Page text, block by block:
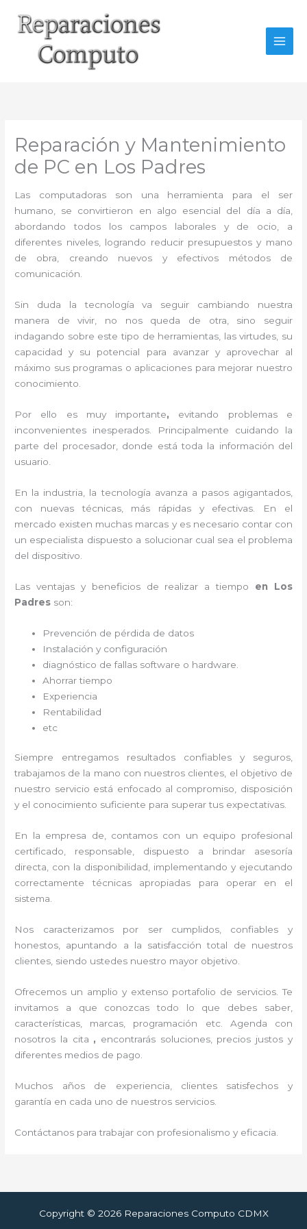
contenido
Reparación y Mantenimiento
de PC en Los Padres
Las computadoras son una herramienta para el ser
humano, se convirtieron en algo esencial del día a día,
abordando todos los campos laborales y de ocio, a
diferentes niveles, logrando reducir presupuestos y mano
de obra, creando nuevos y efectivos métodos de
comunicación.
Sin duda la tecnología va seguir cambiando nuestra
manera de vivir, no nos queda de otra, sino seguir
indagando sobre este tipo de herramientas, las virtudes, su
capacidad y su potencial para avanzar y aprovechar al
máximo sus programas o aplicaciones para mejorar nuestro
conocimiento.
Por ello es muy importante, evitando problemas e
inconvenientes inesperados. Principalmente cuidando la
parte del procesador, donde está toda la información del
usuario.
En la industria, la tecnología avanza a pasos agigantados,
con nuevas técnicas, más rápidas y efectivas . En el
mercado existen muchas marcas y es necesario contar con
un especialista dispuesto a solucionar cual sea el problema
del dispositivo.
Las ventajas y beneficios de realizar a tiempo en Los
Padres son:
Prevención de pérdida de datos
Instalación y configuración
diagnóstico de fallas software o hardware
Ahorrar tiempo
Experiencia
Rentabilidad
etc
Siempre entregamos resultados confiables y seguros,
trabajamos de la mano con nuestros clientes, el objetivo de
nuestro servicio está enfocado al compromiso, disposición
y el conocimiento suficiente para superar tus expectativas.
En la empresa de , contamos con un equipo profesional
certificado, responsable, dispuesto a brindar asesoría
directa, con la disponibilidad, implementando y ejecutando
correctamente técnicas apropiadas para operar en el
sistema.
Nos caracterizamos por ser cumplidos, confiables y
honestos, apuntando a la satisfacción total de nuestros
clientes, siendo ustedes nuestro mayor objetivo.
Ofrecemos un amplio y extenso portafolio de servicios. Te
invitamos a que conozcas todo lo que debes saber,
características, marcas, programación etc. Agenda con
nosotros la cita , encontrarás soluciones, precios justos y
diferentes medios de pago.
Muchos años de experiencia, clientes satisfechos y
garantía en cada uno de nuestros servicios.
Contáctanos para trabajar con profesionalismo y eficacia.
Copyright © 2026 Reparaciones Computo CDMX